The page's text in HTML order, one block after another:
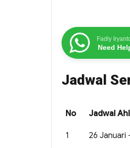
Fadly
Need
Jadwal
No Jadwal
1 26 Januari